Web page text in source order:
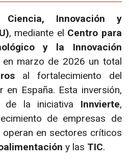
Innovación y
, mediante el Centro para
y la Innovación
en marzo de 2026 un total
al fortalecimiento del
en España. Esta inversión,
de la iniciativa Innvierte,
de empresas de
en sectores críticos
y las TIC.